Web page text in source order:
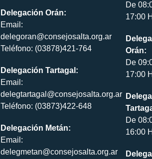
Delegación Orán:
Email:
delegoran@consejosalta.org.ar
Teléfono: (03878)421-764
Delegación Tartagal:
Email:
delegtartagal@consejosalta.org.ar
Teléfono: (03873)422-648
Delegación Metán:
Email:
delegmetan@consejosalta.org.ar
De
17:00
Orán:
De
17:00
De
16:00